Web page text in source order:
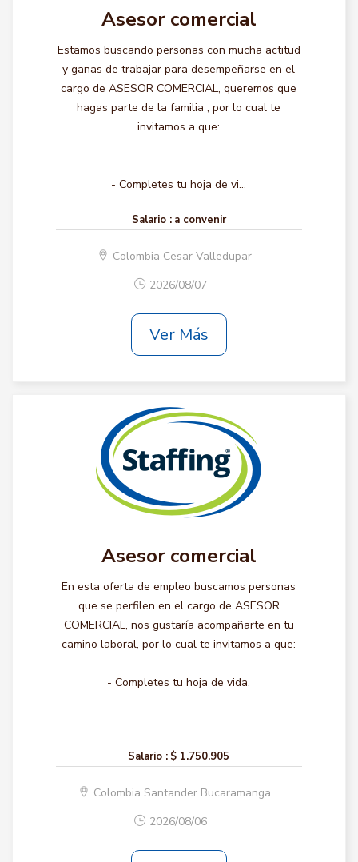
Asesor comercial
Estamos buscando personas con mucha actitud
y ganas de trabajar para desempeñarse en el
cargo de ASESOR COMERCIAL, queremos que
hagas parte de la familia , por lo cual te
invitamos a que:
- Completes tu hoja de vi...
Salario : a convenir
Colombia Cesar Valledupar
2026/08/07
Ver Más
Asesor comercial
En esta oferta de empleo buscamos personas
que se perfilen en el cargo de ASESOR
COMERCIAL, nos gustaría acompañarte en tu
camino laboral, por lo cual te invitamos a que:
- Completes tu hoja de vida.
...
Salario : $ 1.750.905
Colombia Santander Bucaramanga
2026/08/06